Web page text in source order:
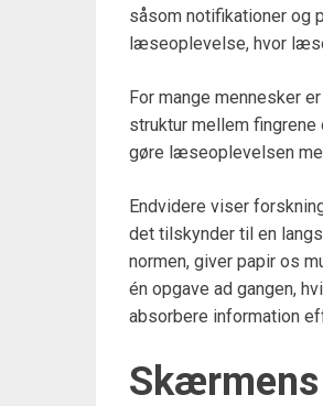
såsom notifikationer og
læseoplevelse, hvor
For mange mennesker
struktur mellem
gøre læseoplevelsen
Endvidere viser
det tilskynder til en
normen, giver papir os
én opgave ad gangen,
absorbere information